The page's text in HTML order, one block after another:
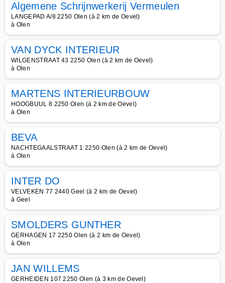
Algemene Schrijnwerkerij Vermeulen
LANGEPAD A/8 2250 Olen (à 2 km de Oevel)
à Olen
VAN DYCK INTERIEUR
WILGENSTRAAT 43 2250 Olen (à 2 km de Oevel)
à Olen
MARTENS INTERIEURBOUW
HOOGBUUL 8 2250 Olen (à 2 km de Oevel)
à Olen
BEVA
NACHTEGAALSTRAAT 1 2250 Olen (à 2 km de Oevel)
à Olen
INTER DO
VELVEKEN 77 2440 Geel (à 2 km de Oevel)
à Geel
SMOLDERS GUNTHER
GERHAGEN 17 2250 Olen (à 2 km de Oevel)
à Olen
JAN WILLEMS
GERHEIDEN 107 2250 Olen (à 3 km de Oevel)